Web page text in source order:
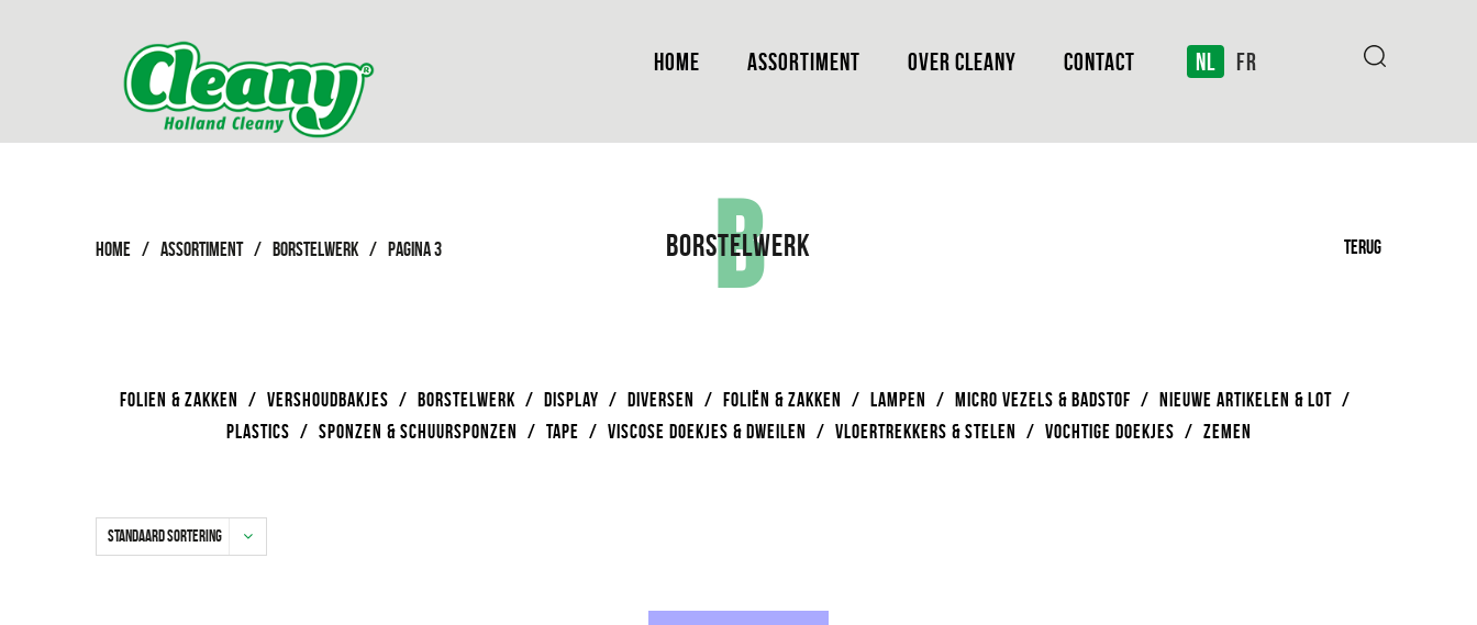
HOME ASSORTIMENT OVER CLEANY CONTACT NL FR
HOME / ASSORTIMENT / BORSTELWERK / PAGINA 3 B
BORSTELWERK TERUG
FOLIEN & ZAKKEN / VERSHOUDBAKJES / BORSTELWERK / DISPLAY / DIVERSEN / FOLIËN & ZAKKEN / LAMPEN / MICRO VEZELS & BADSTOF / NIEUWE ARTIKELEN & LOT /
PLASTICS / SPONZEN & SCHUURSPONZEN / TAPE / VISCOSE DOEKJES & DWEILEN / VLOERTREKKERS & STELEN / VOCHTIGE DOEKJES / ZEMEN